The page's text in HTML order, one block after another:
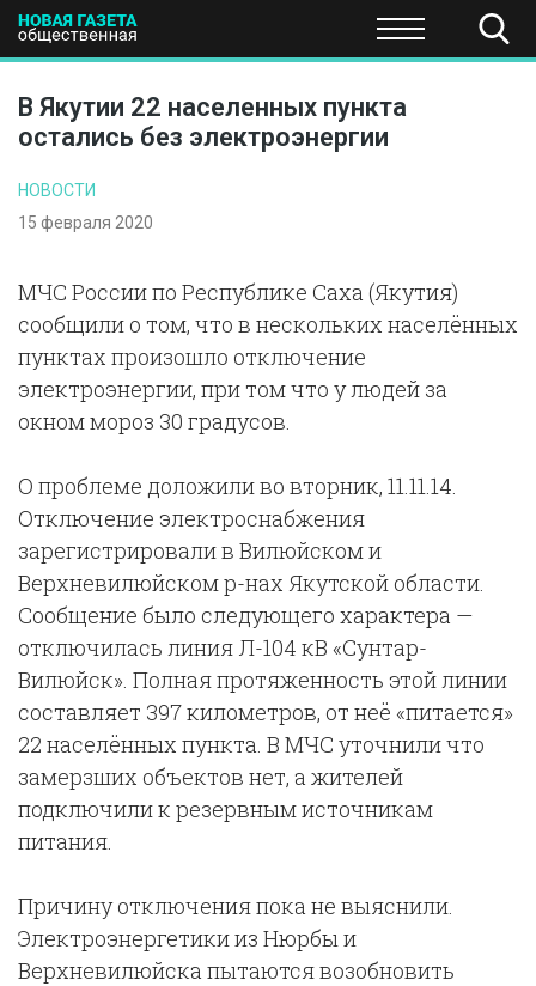
ПОЛИТИКА ЭКОНОМИКА НАУКА И
В Якутии 22 населенных пункта
остались без электроэнергии
НОВОСТИ
15 февраля 2020
МЧС России по Республике Саха (Якутия)
сообщили о том, что в нескольких населённых
пунктах произошло отключение
электроэнергии, при том что у людей за
окном мороз 30 градусов.
О проблеме доложили во вторник, 11.11.14.
Отключение электроснабжения
зарегистрировали в Вилюйском и
Верхневилюйском р-нах Якутской области.
Сообщение было следующего характера —
отключилась линия Л-104 кВ «Сунтар-
Вилюйск». Полная протяженность этой линии
составляет 397 километров, от неё «питается»
22 населённых пункта. В МЧС уточнили что
замерзших объектов нет, а жителей
подключили к резервным источникам
питания.
Причину отключения пока не выяснили.
Электроэнергетики из Нюрбы и
Верхневилюйска пытаются возобновить